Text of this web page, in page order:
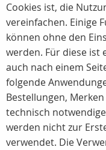
Cookies ist, die
vereinfachen. Einige
können ohne den
werden. Für diese ist
auch nach einem
folgende
Bestellungen,
technisch
werden nicht zur
verwendet. Die